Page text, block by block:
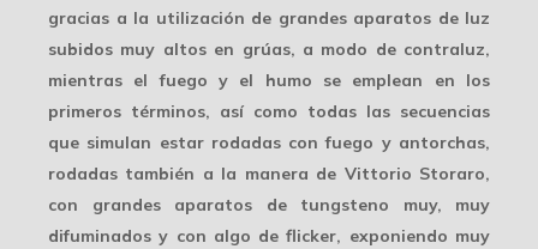
gracias a la utilización de grandes aparatos de luz
subidos muy altos en grúas, a modo de contraluz,
mientras el fuego y el humo se emplean en los
primeros términos, así como todas las secuencias
que simulan estar rodadas con fuego y antorchas,
rodadas también a la manera de Vittorio Storaro,
con grandes aparatos de tungsteno muy, muy
difuminados y con algo de flicker, exponiendo muy